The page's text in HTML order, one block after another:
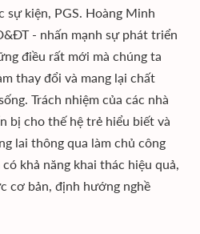
sự kiện, PGS. Hoàng Minh
- nhấn mạnh sự phát triển
điều rất mới mà chúng ta
thay đổi và mang lại chất
Trách nhiệm của các nhà
bị cho thế hệ trẻ hiểu biết và
lai thông qua làm chủ công
khả năng khai thác hiệu quả,
cơ bản, định hướng nghề